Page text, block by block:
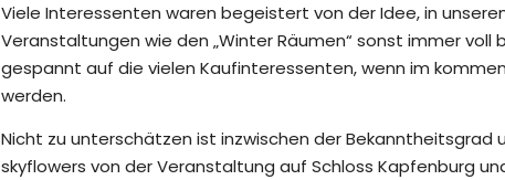
Viele Interessenten waren begeistert von der Idee, in
Veranstaltungen wie den „Winter Räumen“ sonst immer
gespannt auf die vielen Kaufinteressenten, wenn im
werden.
Nicht zu unterschätzen ist inzwischen der Bekanntheitsgrad
skyflowers von der Veranstaltung auf Schloss Kapfenburg